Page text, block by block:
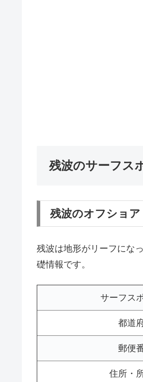
残波のサーフス
残波のオフショ
残波は地形がリーフにな
礎情報です。
サーフス
都道
郵便
住所・